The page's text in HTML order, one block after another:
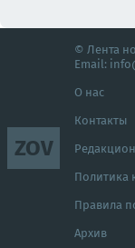
ZOV
© Лента
Email:
О нас
Контакты
Политика
Правила
Архив